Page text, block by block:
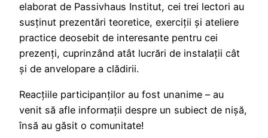
elaborat de Passivhaus Institut, cei trei lectori au
susținut prezentări teoretice, exerciții și ateliere
practice deosebit de interesante pentru cei
prezenți, cuprinzând atât lucrări de instalații cât
și de anvelopare a clădirii.
Reacțiile participanților au fost unanime – au
venit să afle informații despre un subiect de nișă,
însă au găsit o comunitate!